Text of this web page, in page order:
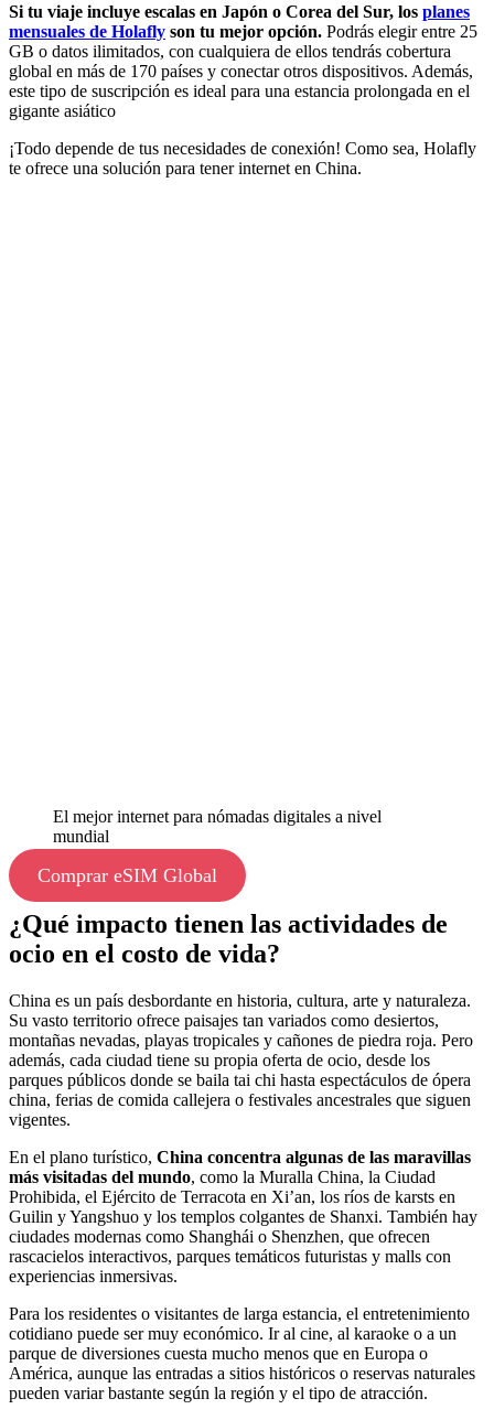
Si tu viaje incluye escalas en Japón o Corea del Sur, los planes
mensuales de Holafly son tu mejor opción. Podrás elegir entre 25
GB o datos ilimitados, con cualquiera de ellos tendrás cobertura
global en más de 170 países y conectar otros dispositivos. Además,
este tipo de suscripción es ideal para una estancia prolongada en el
gigante asiático
¡Todo depende de tus necesidades de conexión! Como sea, Holafly
te ofrece una solución para tener internet en China.
El mejor internet para nómadas digitales a nivel
mundial
Comprar eSIM Global
¿Qué impacto tienen las actividades de
ocio en el costo de vida?
China es un país desbordante en historia, cultura, arte y naturaleza.
Su vasto territorio ofrece paisajes tan variados como desiertos,
montañas nevadas, playas tropicales y cañones de piedra roja. Pero
además, cada ciudad tiene su propia oferta de ocio, desde los
parques públicos donde se baila tai chi hasta espectáculos de ópera
china, ferias de comida callejera o festivales ancestrales que siguen
vigentes.
En el plano turístico, China concentra algunas de las maravillas
más visitadas del mundo, como la Muralla China, la Ciudad
Prohibida, el Ejército de Terracota en Xi’an, los ríos de karsts en
Guilin y Yangshuo y los templos colgantes de Shanxi. También hay
ciudades modernas como Shanghái o Shenzhen, que ofrecen
rascacielos interactivos, parques temáticos futuristas y malls con
experiencias inmersivas.
Para los residentes o visitantes de larga estancia, el entretenimiento
cotidiano puede ser muy económico. Ir al cine, al karaoke o a un
parque de diversiones cuesta mucho menos que en Europa o
América, aunque las entradas a sitios históricos o reservas naturales
pueden variar bastante según la región y el tipo de atracción.